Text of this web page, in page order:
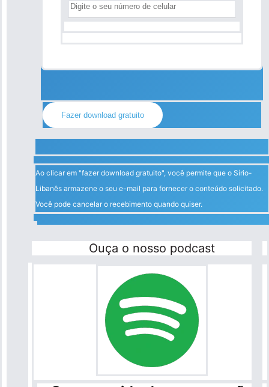
Ao clicar em "fazer download gratuito", você permite que o Sírio-
Libanês armazene o seu e-mail para fornecer o conteúdo solicitado.
Você pode cancelar o recebimento quando quiser.
Ouça o nosso podcast